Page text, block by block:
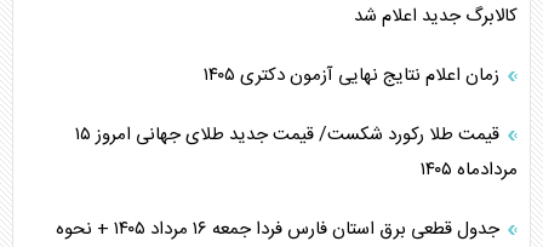
کالابرگ جدید اعلام شد
زمان اعلام نتایج نهایی آزمون دکتری ۱۴۰۵
قیمت طلا رکورد شکست/ قیمت جدید طلای جهانی امروز ۱۵
مردادماه ۱۴۰۵
جدول قطعی برق استان فارس فردا جمعه ۱۶ مرداد ۱۴۰۵ + نحوه